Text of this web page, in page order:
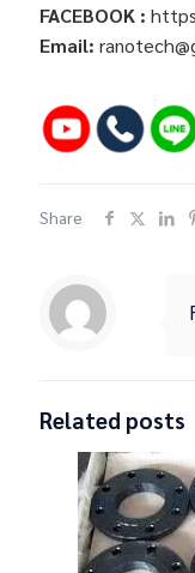
FACEBOOK :
Email:
Share
Related posts